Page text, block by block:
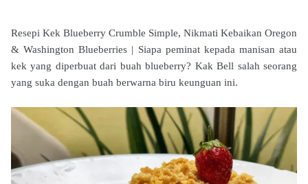
Resepi Kek Blueberry Crumble Simple, Nikmati Kebaikan Oregon
& Washington Blueberries | Siapa peminat kepada manisan atau
kek yang diperbuat dari buah blueberry? Kak Bell salah seorang
yang suka dengan buah berwarna biru keunguan ini.